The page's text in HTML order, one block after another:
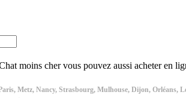
moins cher vous pouvez aussi acheter en
Metz, Nancy, Strasbourg, Mulhouse, Dijon,